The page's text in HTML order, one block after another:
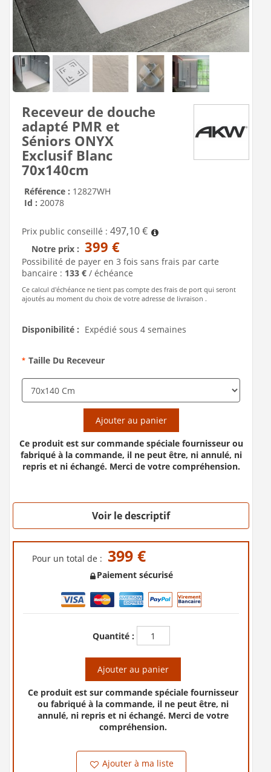
Receveur de douche
adapté PMR et
Séniors ONYX
Exclusif Blanc
70x140cm
Référence : 12827WH
Id : 20078
Prix public conseillé : 497,10 €
Notre prix : 399 €
Possibilité de payer en 3 fois sans frais par carte
bancaire : 133 € / échéance
Ce calcul d'échéance ne tient pas compte des frais de port qui seront
ajoutés au moment du choix de votre adresse de livraison .
Disponibilité : Expédié sous 4 semaines
* Taille Du Receveur
Ajouter au panier
Ce produit est sur commande spéciale fournisseur ou
fabriqué à la commande, il ne peut être, ni annulé, ni
repris et ni échangé. Merci de votre compréhension.
Voir le descriptif
Pour un total de : 399 €
Paiement sécurisé
Quantité :
Ajouter au panier
Ce produit est sur commande spéciale fournisseur
ou fabriqué à la commande, il ne peut être, ni
annulé, ni repris et ni échangé. Merci de votre
compréhension.
Ajouter à ma liste